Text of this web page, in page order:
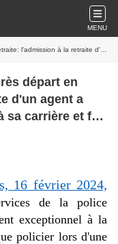
MENU
et fait obstacle, à ce que, même rétroactivement, il bénéficie d'une promotion
départ en
d'un agent a
sa carrière et fait
il
16 février 2024,
de la police
exceptionnel à la
policier lors d'une